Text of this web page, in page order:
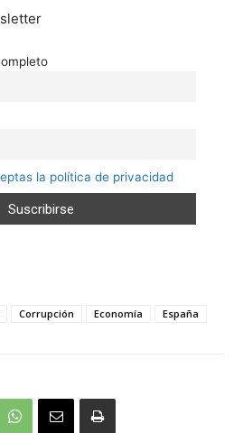
la política de privacidad
Corrupción Economía España